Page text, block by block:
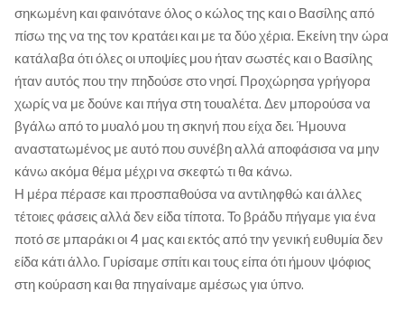
σηκωμένη και φαινότανε όλος ο κώλος της και ο Βασίλης από
πίσω της να της τον κρατάει και με τα δύο χέρια. Εκείνη την ώρα
κατάλαβα ότι όλες οι υποψίες μου ήταν σωστές και ο Βασίλης
ήταν αυτός που την πηδούσε στο νησί. Προχώρησα γρήγορα
χωρίς να με δούνε και πήγα στη τουαλέτα. Δεν μπορούσα να
βγάλω από το μυαλό μου τη σκηνή που είχα δει. Ήμουνα
αναστατωμένος με αυτό που συνέβη αλλά αποφάσισα να μην
κάνω ακόμα θέμα μέχρι να σκεφτώ τι θα κάνω.
Η μέρα πέρασε και προσπαθούσα να αντιληφθώ και άλλες
τέτοιες φάσεις αλλά δεν είδα τίποτα. Το βράδυ πήγαμε για ένα
ποτό σε μπαράκι οι 4 μας και εκτός από την γενική ευθυμία δεν
είδα κάτι άλλο. Γυρίσαμε σπίτι και τους είπα ότι ήμουν ψόφιος
στη κούραση και θα πηγαίναμε αμέσως για ύπνο.